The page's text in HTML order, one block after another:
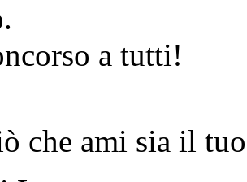
a tutti!
che ami sia il